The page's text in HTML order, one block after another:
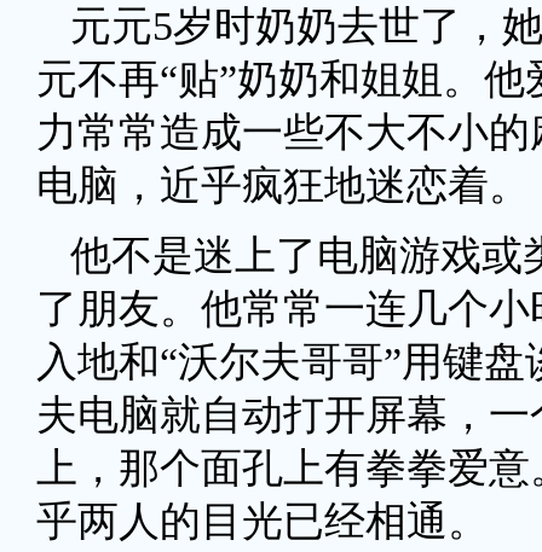
元元5岁时奶奶去世了，
元不再“贴”奶奶和姐姐。
力常常造成一些不大不小
电脑，近乎疯狂地迷恋着。
他不是迷上了电脑游戏或
了朋友。他常常一连几个
入地和“沃尔夫哥哥”用键
夫电脑就自动打开屏幕，
上，那个面孔上有拳拳爱
乎两人的目光已经相通。